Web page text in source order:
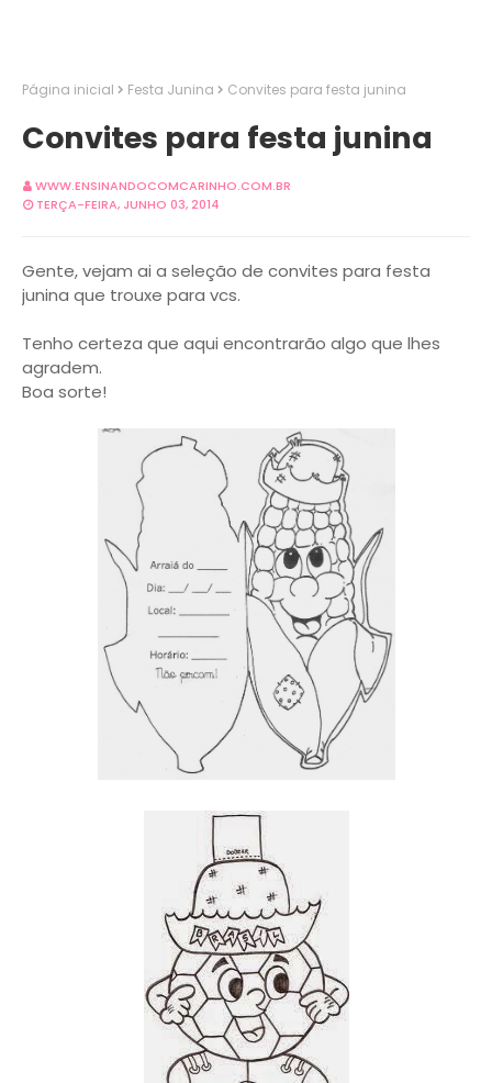
Página inicial Festa Junina Convites para festa junina
Convites para festa junina
WWW.ENSINANDOCOMCARINHO.COM.BR
TERÇA-FEIRA, JUNHO 03, 2014
Gente, vejam ai a seleção de convites para festa
junina que trouxe para vcs.
Tenho certeza que aqui encontrarão algo que lhes
agradem.
Boa sorte!